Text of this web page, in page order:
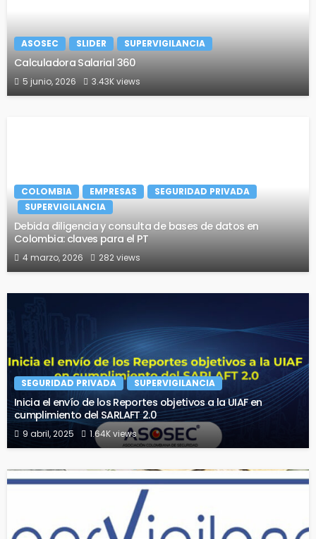
ASOSEC SLIDER SUPERVIGILANCIA
Calculadora Salarial 360
5 junio, 2026 3.43K views
COLOMBIA EMPRESAS
SEGURIDAD PRIVADA
SUPERVIGILANCIA
Debida diligencia y consulta de bases de datos en
Colombia: claves para el PT
4 marzo, 2026 282 views
SEGURIDAD PRIVADA SUPERVIGILANCIA
Inicia el envío de los Reportes objetivos a la UIAF en
cumplimiento del SARLAFT 2.0
9 abril, 2025 1.64K views